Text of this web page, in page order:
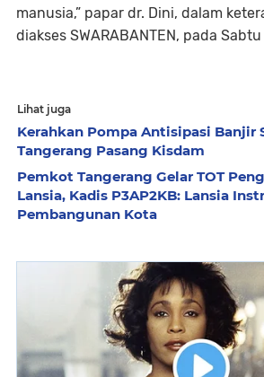
manusia,” papar dr. Dini, dalam
diakses SWARABANTEN, pada
Lihat juga
Kerahkan Pompa Antisipasi Banjir
Tangerang Pasang Kisdam
Pemkot Tangerang Gelar TOT
Lansia, Kadis P3AP2KB: Lansia
Pembangunan Kota